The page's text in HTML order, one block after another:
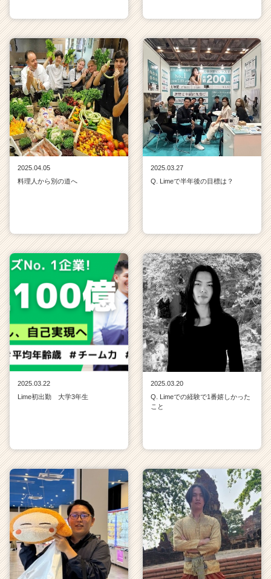
2025.04.05
料理人から別の道へ
2025.03.27
Q. Limeで半年後の目標は？
2025.03.22
Lime初出勤 大学3年生
2025.03.20
Q. Limeでの経験で1番嬉しかった
こと